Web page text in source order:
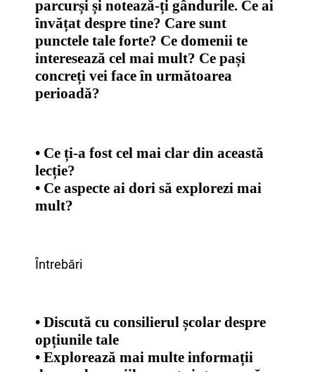
parcurși și notează-ți gândurile. Ce ai
învățat despre tine? Care sunt
punctele tale forte? Ce domenii te
interesează cel mai mult? Ce pași
concreți vei face în următoarea
perioadă?
• Ce ți-a fost cel mai clar din această
lecție?
• Ce aspecte ai dori să explorezi mai
mult?
Întrebări
• Discută cu consilierul școlar despre
opțiunile tale
• Explorează mai multe informații